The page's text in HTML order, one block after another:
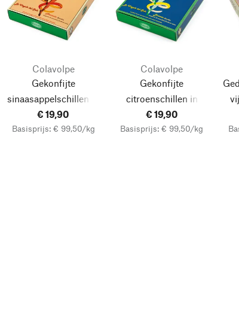
Colavolpe
Gekonfijte
sinaasappelschillen in
chocolade
€ 19,90
Basisprijs: € 99,50/kg
Colavolpe
Gekonfijte
citroenschillen in
chocolade
€ 19,90
Basisprijs: € 99,50/kg